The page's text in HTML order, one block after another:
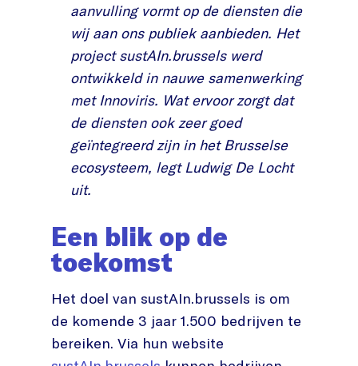
aanvulling vormt op de diensten die
wij aan ons publiek aanbieden. Het
project sustAIn.brussels werd
ontwikkeld in nauwe samenwerking
met Innoviris. Wat ervoor zorgt dat
de diensten ook zeer goed
geïntegreerd zijn in het Brusselse
ecosysteem, legt Ludwig De Locht
uit.
Een blik op de
toekomst
Het doel van sustAIn.brussels is om
de komende 3 jaar 1.500 bedrijven te
bereiken. Via hun website